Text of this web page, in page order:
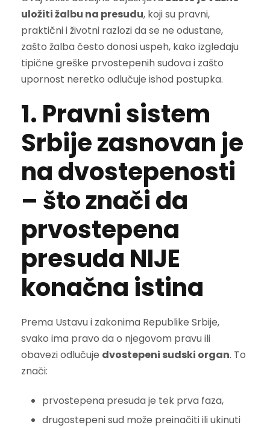
uložiti žalbu na presudu, koji su pravni,
praktični i životni razlozi da se ne odustane,
zašto žalba često donosi uspeh, kako izgledaju
tipične greške prvostepenih sudova i zašto
upornost neretko odlučuje ishod postupka.
1. Pravni sistem
Srbije zasnovan je
na dvostepenosti
– što znači da
prvostepena
presuda NIJE
konačna istina
Prema Ustavu i zakonima Republike Srbije,
svako ima pravo da o njegovom pravu ili
obavezi odlučuje dvostepeni sudski organ. To
znači:
prvostepena presuda je tek prva faza,
drugostepeni sud može preinačiti ili ukinuti